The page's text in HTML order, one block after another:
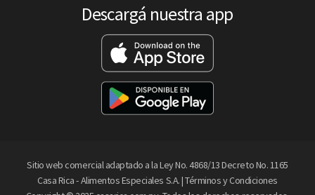
Descargá nuestra app
Sitio web comercial adaptado a la Ley No. 4868/13 Decreto No. 1165
Casa Rica - Alimentos Especiales S.A. |Términos y Condiciones